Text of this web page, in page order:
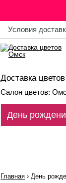
Условия
Доставка
Салон цветов:
День
Главная › День